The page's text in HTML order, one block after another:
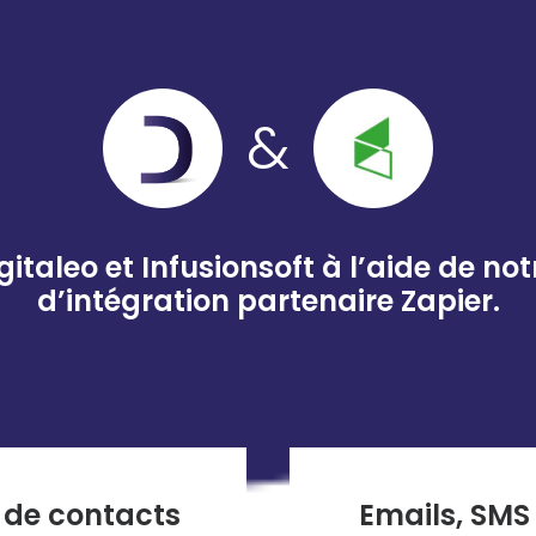
&
et Infusionsoft à l’aide de
d’intégration partenaire Zapier.
contacts Emails,